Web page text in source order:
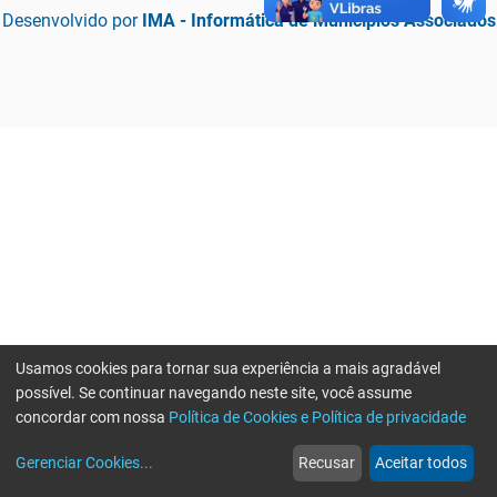
Desenvolvido por IMA - Informática de Municípios Associados
web
Notícias
more_horiz
Mais
Usamos cookies para tornar sua experiência a mais agradável
possível. Se continuar navegando neste site, você assume
concordar com nossa Política de Cookies e Política de privacidade
Gerenciar Cookies... Recusar Aceitar todos
Erro ao enviar informações, por favor tente novamente